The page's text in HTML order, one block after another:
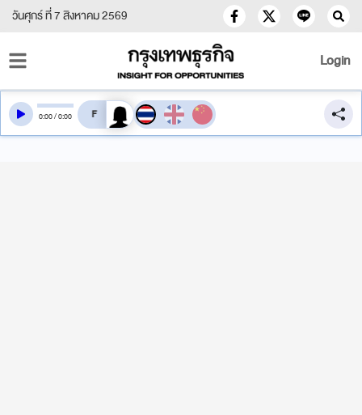
วันศุกร์ ที่ 7 สิงหาคม 2569
Login
0:00/0:00 สลับเสียงอ่าน